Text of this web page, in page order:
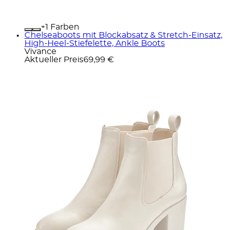
+
Farben
Chelseaboots mit Blockabsatz & Stretch-Einsatz,
High-Heel-Stiefelette, Ankle Boots
Vivance
Aktueller Preis69,99 €